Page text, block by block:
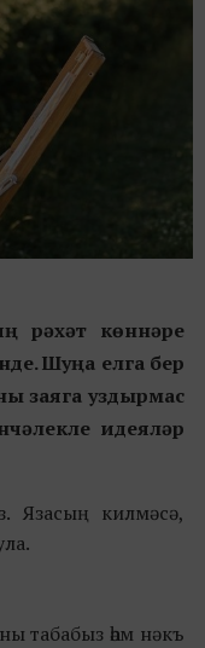
рәхәт көннәре
Шуңа елга бер
заяга уздырмас
идеяләр
Язасың килмәсә,
табабыз һәм нәкъ